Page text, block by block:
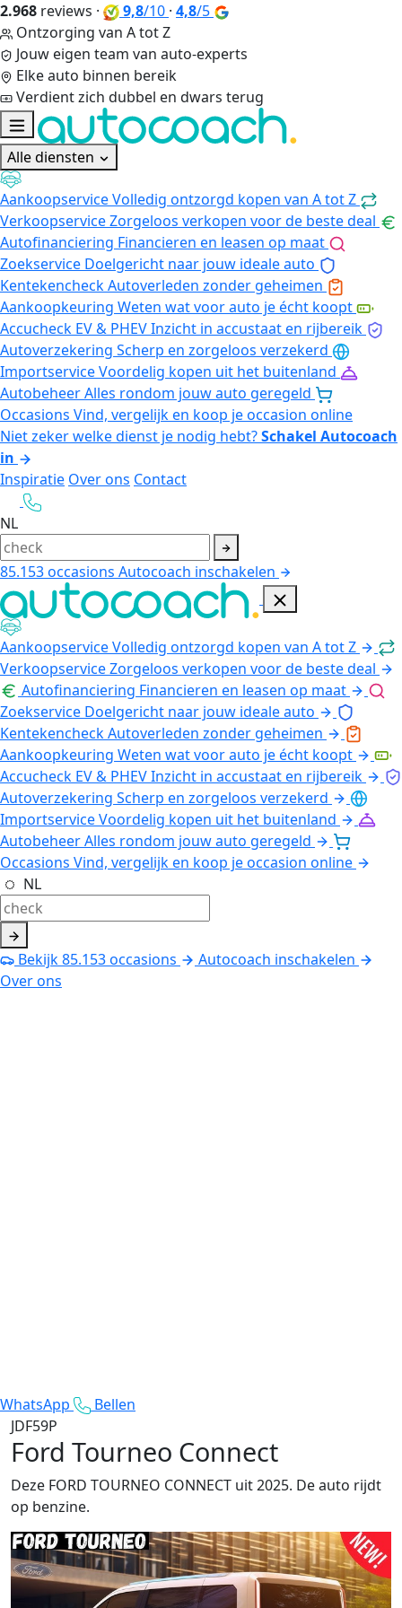
2.968 reviews · 9,8/10 · 4,8/5
Ontzorging van A tot Z
Jouw eigen team van auto-experts
Elke auto binnen bereik
Verdient zich dubbel en dwars terug
Alle diensten
AankoopserviceVolledig ontzorgd kopen van A tot Z
VerkoopserviceZorgeloos verkopen voor de beste deal
Autofinanciering Financieren en leasen op maat
Zoekservice Doelgericht naar jouw ideale auto
KentekencheckAutoverleden zonder geheimen
Aankoopkeuring Weten wat voor auto je écht koopt
Accucheck EV & PHEVInzicht in accustaat en rijbereik
Autoverzekering Scherp en zorgeloos verzekerd
ImportserviceVoordelig kopen uit het buitenland
AutobeheerAlles rondom jouw auto geregeld
Occasions Vind, vergelijk en koop je occasion online
Niet zeker welke dienst je nodig hebt?Schakel Autocoach
in
Inspiratie Over ons Contact
NL
85.153occasions Autocoach inschakelen
AankoopserviceVolledig ontzorgd kopen van A tot Z
VerkoopserviceZorgeloos verkopen voor de beste deal
Autofinanciering Financieren en leasen op maat
Zoekservice Doelgericht naar jouw ideale auto
KentekencheckAutoverleden zonder geheimen
Aankoopkeuring Weten wat voor auto je écht koopt
Accucheck EV & PHEVInzicht in accustaat en rijbereik
Autoverzekering Scherp en zorgeloos verzekerd
ImportserviceVoordelig kopen uit het buitenland
AutobeheerAlles rondom jouw auto geregeld
Occasions Vind, vergelijk en koop je occasion online
NL
Bekijk85.153occasions
Autocoach inschakelen
Over ons
WhatsApp
Bellen
JDF59P
Ford Tourneo Connect
Deze FORD TOURNEO CONNECT uit 2025. De auto rijdt
op benzine.